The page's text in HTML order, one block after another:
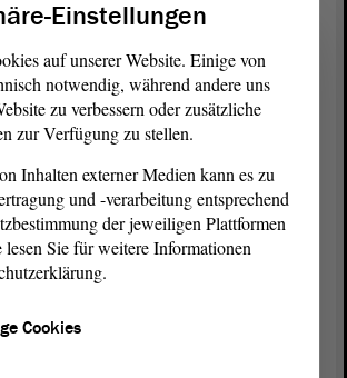
Einstellungen
auf unserer Website. Einige von
notwendig, während andere uns
zu verbessern oder zusätzliche
zur Verfügung zu stellen.
Inhalten externer Medien kann es zu
und -verarbeitung entsprechend
der jeweiligen Plattformen
Sie für weitere Informationen
Cookies